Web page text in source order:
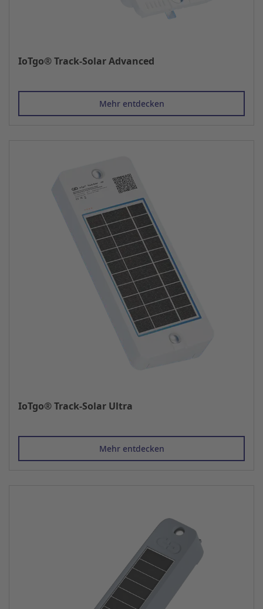
IoTgo® Track-Solar Advanced
Mehr entdecken
IoTgo® Track-Solar Ultra
Mehr entdecken